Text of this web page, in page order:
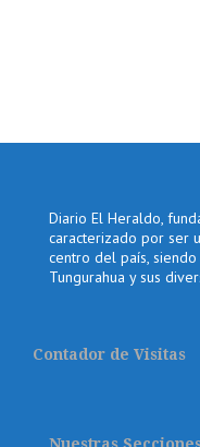
Diario El Heraldo,
caracterizado por ser
centro del país,
Tungurahua y sus
Contador de Visitas